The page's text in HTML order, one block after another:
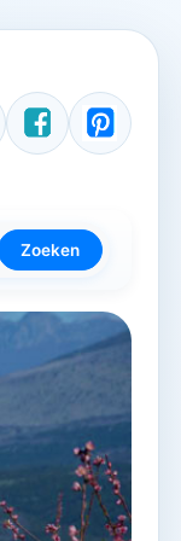
Zoeken